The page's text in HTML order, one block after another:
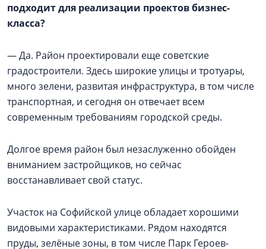
подходит для реализации проектов бизнес-
класса?
— Да. Район проектировали еще советские
градостроители. Здесь широкие улицы и тротуары,
много зелени, развитая инфраструктура, в том числе
транспортная, и сегодня он отвечает всем
современным требованиям городской среды.
Долгое время район был незаслуженно обойден
вниманием застройщиков, но сейчас
восстанавливает свой статус.
Участок на Софийской улице обладает хорошими
видовыми характеристиками. Рядом находятся
пруды, зелёные зоны, в том числе Парк Героев-